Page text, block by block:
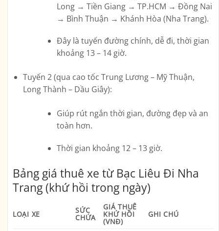
Long → Tiền Giang → TP.HCM → Đồng Nai
→ Bình Thuận → Khánh Hòa (Nha Trang).
Đây là tuyến đường chính, dễ đi, thời gian
khoảng 13 – 14 giờ.
Tuyến 2 (qua cao tốc Trung Lương – Mỹ Thuận,
Long Thành – Dầu Giây):
Giúp rút ngắn thời gian, đường đẹp và an
toàn hơn.
Thời gian khoảng 12 – 13 giờ.
Bảng giá thuê xe từ Bạc Liêu Đi Nha
Trang (khứ hồi trong ngày)
LOẠI XE SỨC
CHỨA
GIÁ THUÊ
KHỨ HỒI
(VNĐ)
GHI CHÚ